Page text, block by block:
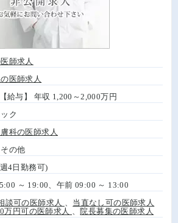
師求人
医師求人
給与】 年収 1,200～2,000万円
ク
科の医師求人
の他
4日勤務可)
～ 19:00、午前 09:00 ～ 13:00
談可の医師求人
当直なし可の医師求人
万円可の医師求人 院長募集の医師求人